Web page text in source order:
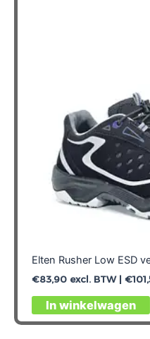
Elten Rusher Low ESD
€83,90excl. BTW | €
In winkelwagen